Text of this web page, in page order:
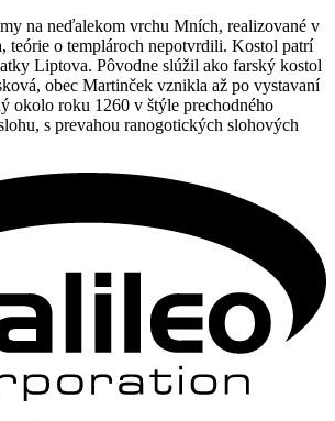
na neďalekom vrchu Mních, realizované v
teórie o templároch nepotvrdili. Kostol patrí
Liptova. Pôvodne slúžil ako farský kostol
obec Martinček vznikla až po vystavaní
okolo roku 1260 v štýle prechodného
s prevahou ranogotických slohových